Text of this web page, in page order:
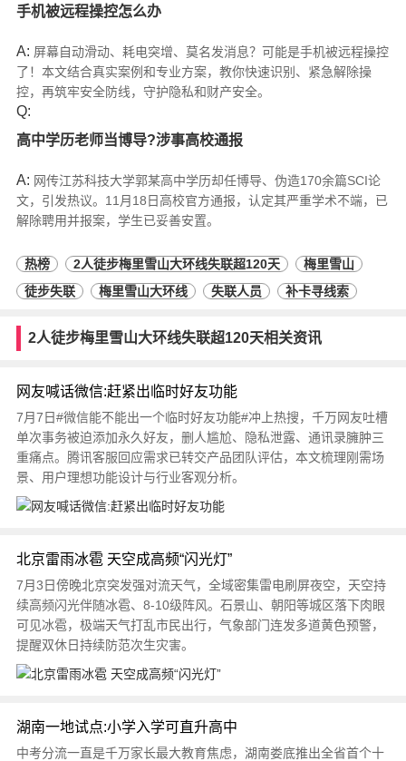
手机被远程操控怎么办
A: 屏幕自动滑动、耗电突增、莫名发消息？可能是手机被远程操控
了！本文结合真实案例和专业方案，教你快速识别、紧急解除操
控，再筑牢安全防线，守护隐私和财产安全。
Q:
高中学历老师当博导?涉事高校通报
A: 网传江苏科技大学郭某高中学历却任博导、伪造170余篇SCI论
文，引发热议。11月18日高校官方通报，认定其严重学术不端，已
解除聘用并报案，学生已妥善安置。
热榜 2人徒步梅里雪山大环线失联超120天
梅里雪山
徒步失联
梅里雪山大环线 失联人员 补卡寻线索
2人徒步梅里雪山大环线失联超120天相关资讯
网友喊话微信:赶紧出临时好友功能
7月7日#微信能不能出一个临时好友功能#冲上热搜，千万网友吐槽
单次事务被迫添加永久好友，删人尴尬、隐私泄露、通讯录臃肿三
重痛点。腾讯客服回应需求已转交产品团队评估，本文梳理刚需场
景、用户理想功能设计与行业客观分析。
北京雷雨冰雹 天空成高频“闪光灯”
7月3日傍晚北京突发强对流天气，全域密集雷电刷屏夜空，天空持
续高频闪光伴随冰雹、8-10级阵风。石景山、朝阳等城区落下肉眼
可见冰雹，极端天气打乱市民出行，气象部门连发多道黄色预警，
提醒双休日持续防范次生灾害。
湖南一地试点:小学入学可直升高中
中考分流一直是千万家长最大教育焦虑，湖南娄底推出全省首个十